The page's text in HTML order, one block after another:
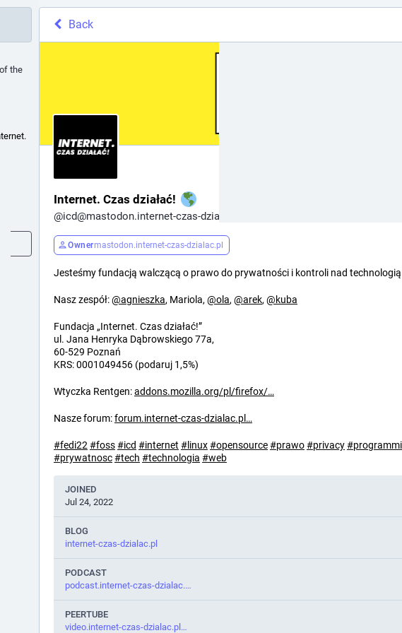
the
Back
Internet. Czas działać!
@icd@mastodon.internet-czas-dzialac.pl
Ownermastodon.internet-czas-dzialac.pl
Jesteśmy fundacją walczącą o prawo do prywatności i kontroli nad technologią
Nasz zespół:@agnieszka, Mariola, @ola, @arek, @kuba
Fundacja „Internet. Czas działać!”
ul. Jana Henryka Dąbrowskiego 77a,
60-529 Poznań
KRS: 0001049456 (podaruj 1,5%)
Wtyczka Rentgen:addons.mozilla.org/pl/firefox/
Nasze forum:forum.internet-czas-dzialac.pl
#fedi22 #foss#icd #internet #linux#opensource#prawo#privacy#
#prywatnosc#tech #technologia #web
JOINED
Jul 24, 2022
BLOG
internet-czas-dzialac.pl
PODCAST
podcast.internet-czas-dzialac.
PEERTUBE
video.internet-czas-dzialac.pl